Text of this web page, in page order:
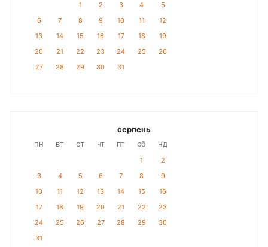
1 2 3 4
5
6
7 8 9 10 11
12
13
14 15 16 17 18
19
20
21 22 23 24 25
26
27
28 29 30 31
серпень
пн
вт ст чт пт сб нд
1
2
3
4 5 6 7 8
9
10
11 12 13 14 15
16
17
18 19 20 21 22
23
24
25 26 27 28 29
30
31